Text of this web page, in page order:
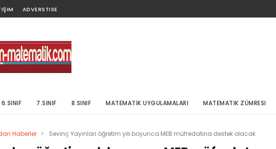
ADVERSTISE
6.SINIF 7.SINIF 8.SINIF MATEMATİK UYGULAMALARI MATEMATIK ZÜMRESI
Haberler > Sevinç Yayınları öğretim yılı boyunca MEB müfredatına destek olacak